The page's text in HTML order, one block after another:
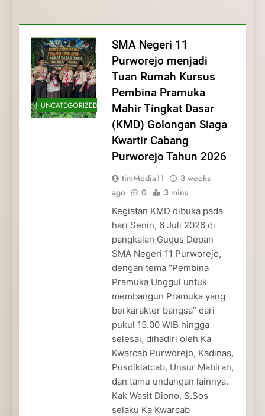
dan Pengabdian Generasi
Pramuka
Pramuka
Kepedulian
UNCATEGORIZED
SMA Negeri 11
Purworejo menjadi
Tuan Rumah Kursus
Pembina Pramuka
Mahir Tingkat Dasar
(KMD) Golongan Siaga
Kwartir Cabang
Purworejo Tahun 2026
timMedia11
3 weeks
ago
0 3 mins
Kegiatan KMD dibuka pada
hari Senin, 6 Juli 2026 di
pangkalan Gugus Depan
SMA Negeri 11 Purworejo,
dengan tema “Pembina
Pramuka Unggul untuk
membangun Pramuka yang
berkarakter bangsa” dari
pukul 15.00 WIB hingga
selesai, dihadiri oleh Ka
Kwarcab Purworejo, Kadinas,
Pusdiklatcab, Unsur Mabiran,
dan tamu undangan lainnya.
Kak Wasit Diono, S.Sos
selaku Ka Kwarcab